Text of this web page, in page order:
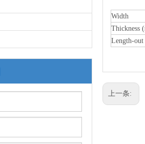
Width
Thickness
Length-
上一条: